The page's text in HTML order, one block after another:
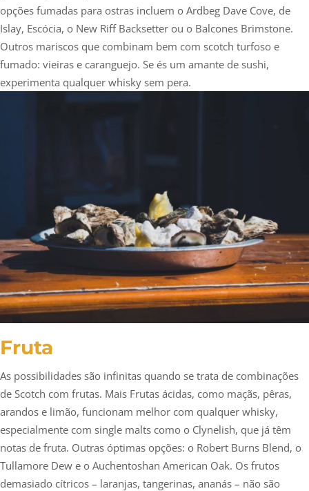
opções fumadas para ostras incluem o Ardbeg Dave Cove, de
Islay, Escócia, o New Riff Backsetter ou o Balcones Brimstone.
Outros mariscos que combinam bem com scotch turfoso e
fumado: vieiras e caranguejo. Se és um amante de sushi,
experimenta qualquer whisky sem pera.
Fruta
As possibilidades são infinitas quando se trata de combinações
de Scotch com frutas. Mais Frutas ácidas, como maçãs, pêras,
arandos e limão, funcionam melhor com qualquer whisky,
especialmente com single malts como o Clynelish, que já têm
notas de fruta. Outras óptimas opções: o Robert Burns Blend, o
Tullamore Dew e o Auchentoshan American Oak. Os frutos
demasiado cítricos – laranjas, tangerinas, ananás – não são